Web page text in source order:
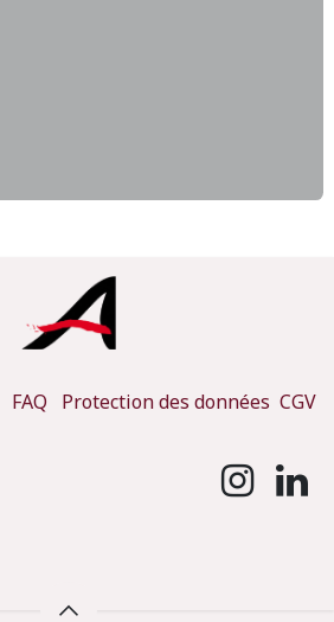
FAQ Protection des données CGV